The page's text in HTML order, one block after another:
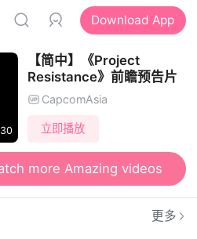
Download App
【简中】《Project
Resistance》前瞻预告片
CapcomAsia
立即播放
more Amazing videos
更多